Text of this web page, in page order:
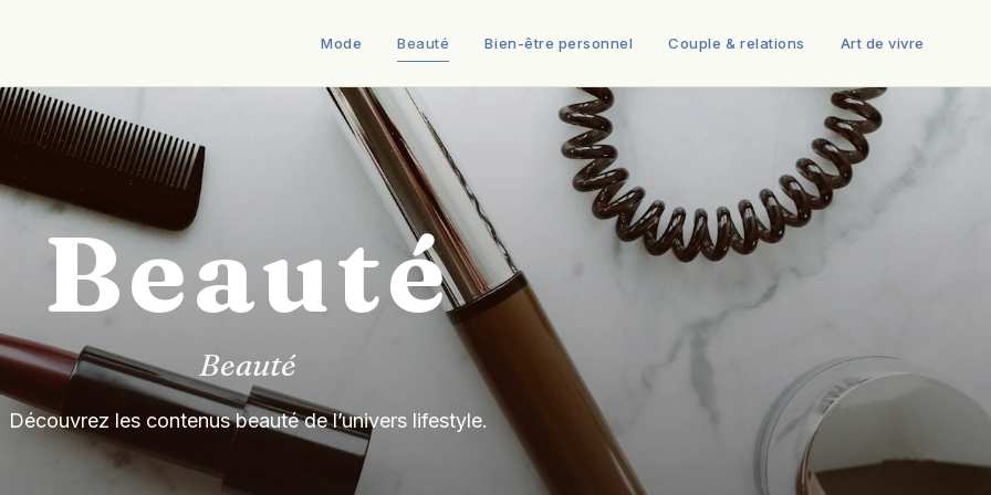
Mode Beauté Bien-être personnel Couple & relations Art de vivre
Beauté
Beauté
Découvrez les contenus beauté de l’univers lifestyle.